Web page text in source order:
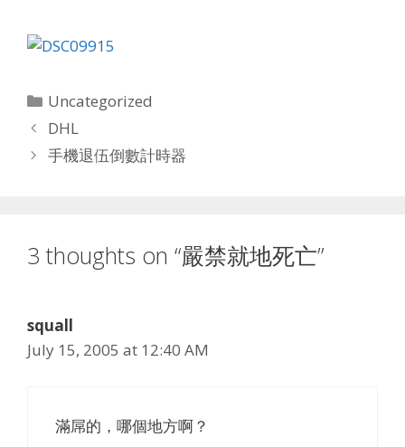
Categories
Uncategorized
DHL
手機退伍倒數計時器
3 thoughts on “嚴禁就地死亡”
squall
July 15, 2005 at 12:40 AM
滿屌的，哪個地方啊？